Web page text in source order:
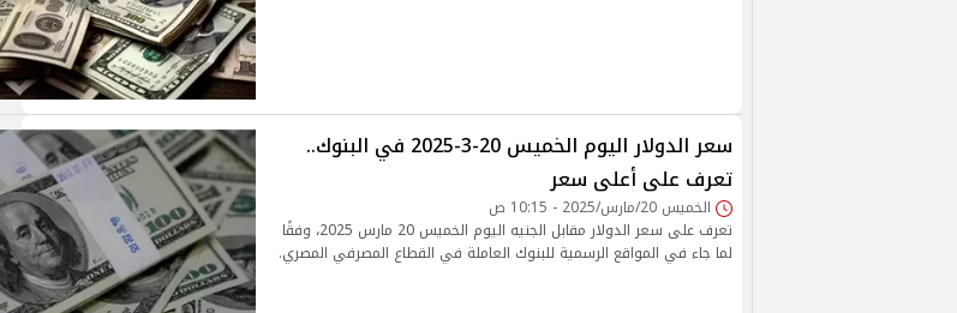
سعر الدولار اليوم الخميس 20-3-2025 في البنوك..
تعرف على أعلى سعر
الخميس 20/مارس/2025 - 10:15 ص
تعرف على سعر الدولار مقابل الجنيه اليوم الخميس 20 مارس 2025، وفقًا
لما جاء في المواقع الرسمية للبنوك العاملة في القطاع المصرفي المصري.